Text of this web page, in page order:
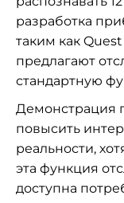
разработка
таким как
предлагают
стандартную
Демонстрация
повысить
реальности,
эта функция
доступна